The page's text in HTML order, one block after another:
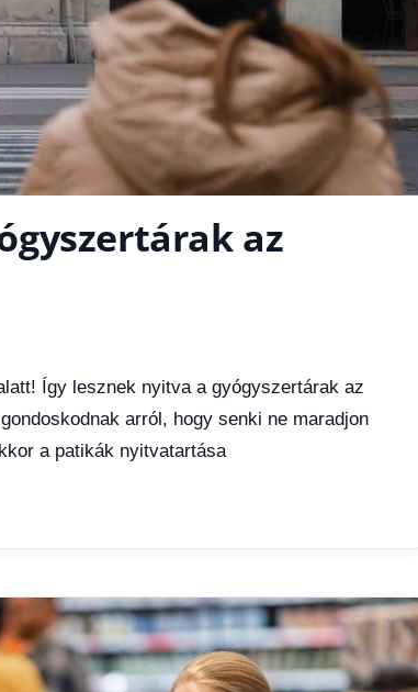
az
Így lesznek nyitva a gyógyszertárak az
arról, hogy senki ne maradjon
a patikák nyitvatartása